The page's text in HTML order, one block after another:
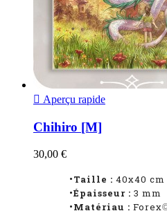
 Aperçu rapide
Chihiro [M]
30,00 €
•Taille : 40x40 cm
•Épaisseur : 3 mm
•Matériau : Forex